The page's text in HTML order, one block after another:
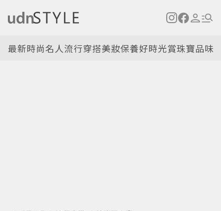
最新時尚名人流行穿搭美妝保養好時光賞珠寶品味